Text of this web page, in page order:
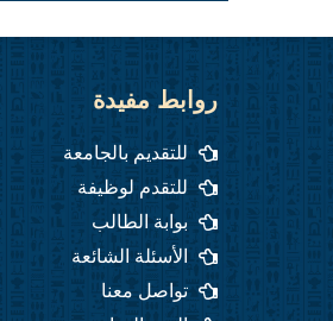
روابط مفيدة
للتقديم بالجامعة
للتقدم لوظيفة
بوابة الطالب
الأسئلة الشائعة
تواصل معنا